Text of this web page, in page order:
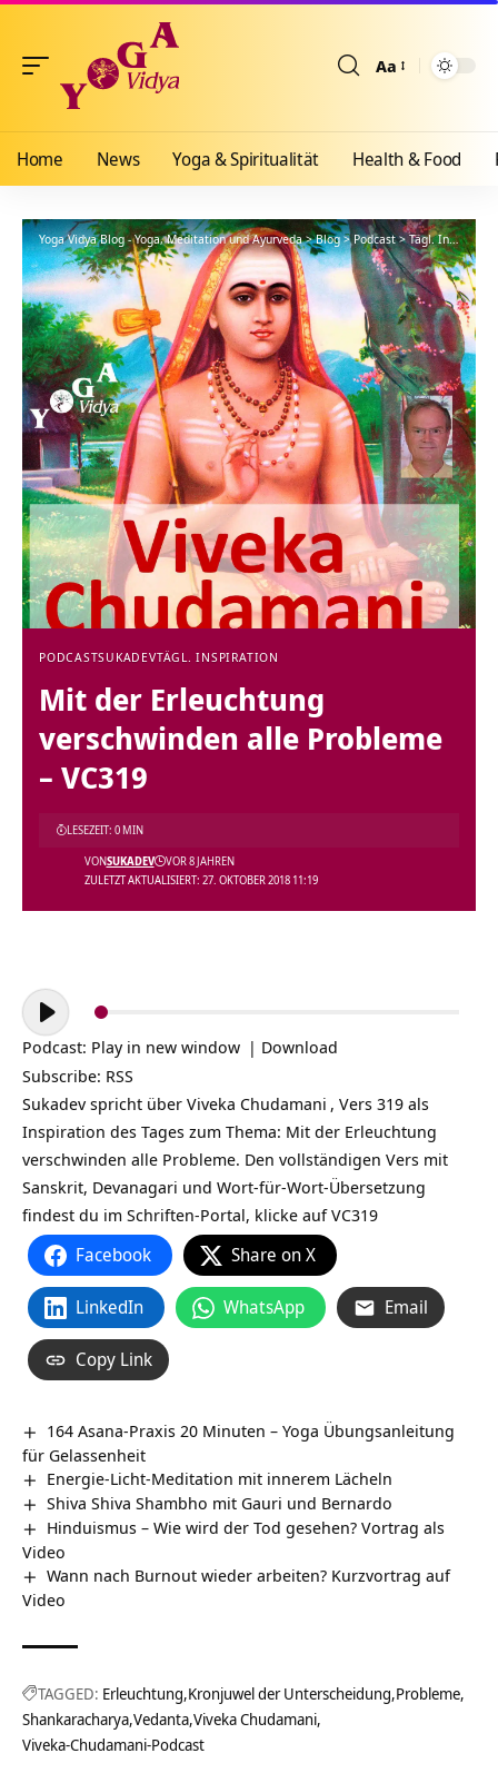
Aa
Home News Yoga & Spiritualität Health & Food
Yoga Vidya Blog - Yoga, Meditation und Ayurveda>Blog>Podcast>Tägl. Inspiration
PODCASTSUKADEVTÄGL. INSPIRATION
Mit der Erleuchtung
verschwinden alle Probleme
– VC319
ZULETZT AKTUALISIERT: 27. OKTOBER 2018 11:19
VONSUKADEV VOR 8 JAHREN
LESEZEIT: 0 MIN
Audio-
Player
Podcast: Play in new window | Download
Subscribe: RSS
Sukadev spricht über Viveka Chudamani , Vers 319 als
Inspiration des Tages zum Thema: Mit der Erleuchtung
verschwinden alle Probleme. Den vollständigen Vers mit
Sanskrit, Devanagari und Wort-für-Wort-Übersetzung
findest du im Schriften-Portal, klicke aufVC319
Facebook Share on X
LinkedIn WhatsApp Email
Copy Link
164 Asana-Praxis 20 Minuten – Yoga Übungsanleitung
für Gelassenheit
Energie-Licht-Meditation mit innerem Lächeln
Shiva Shiva Shambho mit Gauri und Bernardo
Hinduismus – Wie wird der Tod gesehen? Vortrag als
Video
Wann nach Burnout wieder arbeiten? Kurzvortrag auf
Video
TAGGED: Erleuchtung Kronjuwel der Unterscheidung Probleme
Shankaracharya Vedanta Viveka Chudamani
Viveka-Chudamani-Podcast